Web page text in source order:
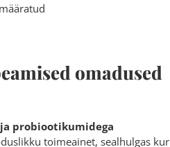
omadused
probiootikumidega
toimeainet, sealhulgas